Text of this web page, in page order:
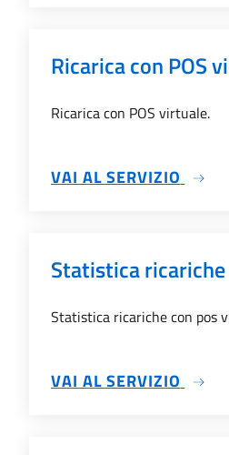
Ricarica con POS
Ricarica con POS virtuale.
VAI AL SERVIZIO SU
Statistica ricariche
Statistica ricariche con pos
VAI AL SERVIZIO SU